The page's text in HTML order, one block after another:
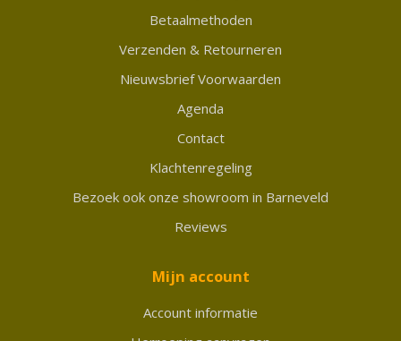
Betaalmethoden
Verzenden & Retourneren
Nieuwsbrief Voorwaarden
Agenda
Contact
Klachtenregeling
Bezoek ook onze showroom in Barneveld
Reviews
Mijn account
Account informatie